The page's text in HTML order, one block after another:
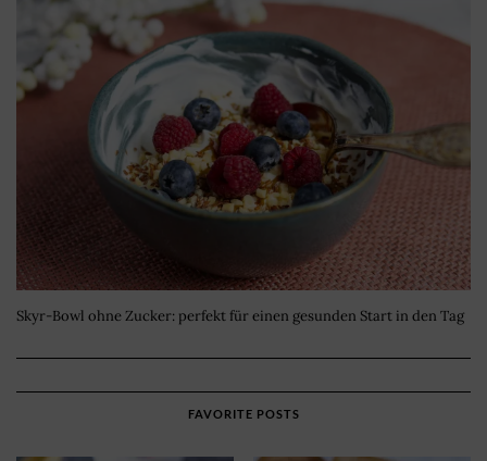
Skyr-Bowl ohne Zucker: perfekt für einen gesunden Start in den Tag
FAVORITE POSTS